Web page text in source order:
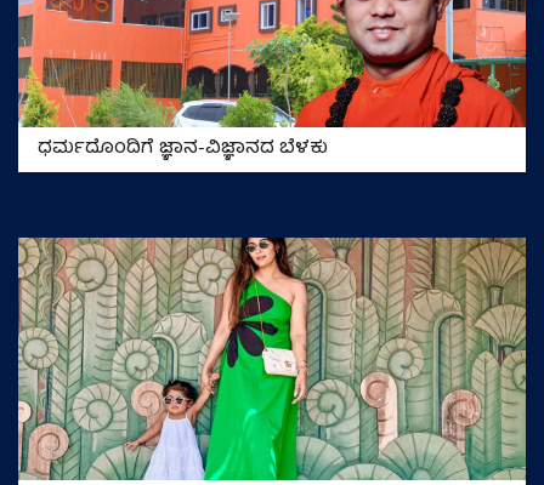
ಧರ್ಮದೊಂದಿಗೆ ಜ್ಞಾನ-ವಿಜ್ಞಾನದ ಬೆಳಕು